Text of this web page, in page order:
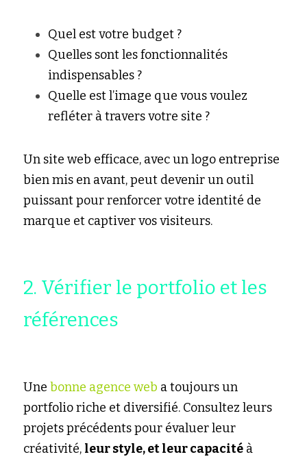
Quel est votre budget ?
Quelles sont les fonctionnalités
indispensables ?
Quelle est l’image que vous voulez
refléter à travers votre site ?
Un site web efficace, avec unlogo entreprise
bien mis en avant, peut devenir un outil
puissant pour renforcer votre identité de
marque et captiver vos visiteurs.
2. Vérifier le portfolio et les
références
Une bonne agence web a toujours un
portfolio riche et diversifié. Consultez leurs
projets précédents pour évaluer leur
créativité, leur style, et leur capacité à